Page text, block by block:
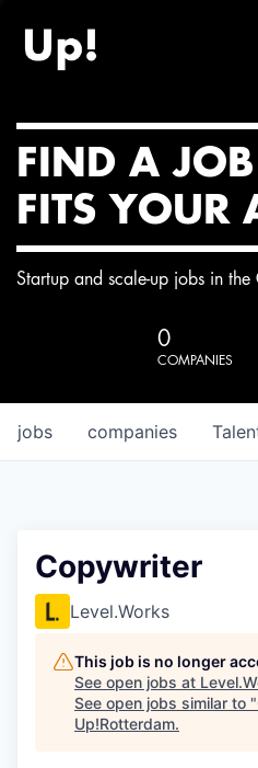
FIND A
FITS YOUR
Startup and scale-up jobs in the
0
COMPANIES
jobs companies
Copywriter
Level.Works
This job is no longer
See open jobs at
See open jobs similar to "
Up!Rotterdam.